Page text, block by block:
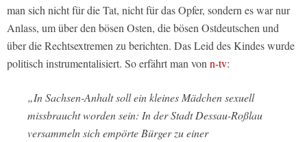
man sich nicht für die Tat, nicht für das Opfer, sondern es war nur
Anlass, um über den bösen Osten, die bösen Ostdeutschen und
über die Rechtsextremen zu berichten. Das Leid des Kindes wurde
politisch instrumentalisiert. So erfährt man von n-tv:
„In Sachsen-Anhalt soll ein kleines Mädchen sexuell
missbraucht worden sein: In der Stadt Dessau-Roßlau
versammeln sich empörte Bürger zu einer